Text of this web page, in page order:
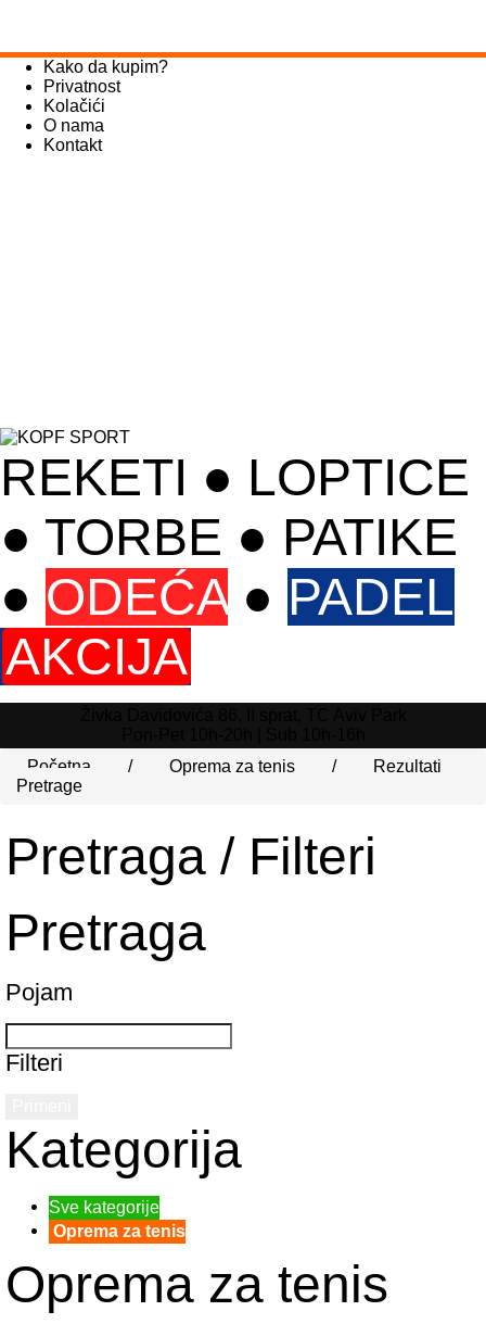
Kako da kupim?
Privatnost
Kolačići
O nama
Kontakt
REKETI ● LOPTICE
● TORBE ● PATIKE
● ODEĆA ● PADEL
AKCIJA
Početna
/ Oprema za tenis /
Rezultati
Pretrage
Pretraga / Filteri
Pretraga
Pojam
Filteri
Kategorija
Sve kategorije
Oprema za tenis
Oprema za tenis